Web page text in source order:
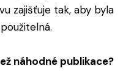
zajišťuje tak, aby byla
náhodné publikace?